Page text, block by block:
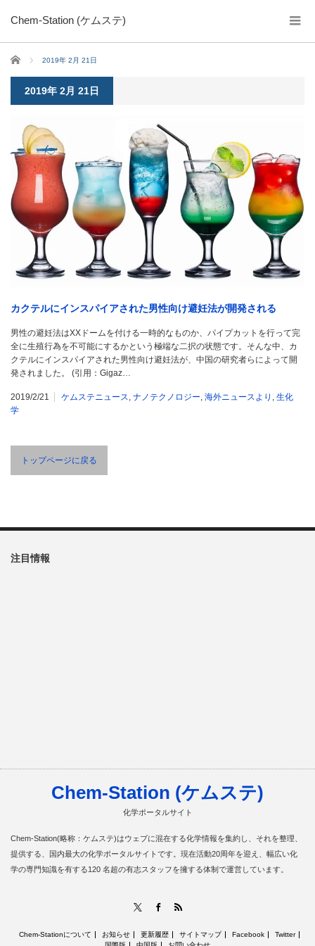
Chem-Station (ケムステ)
ホーム 2019年 2月 21日
2019年 2月 21日
カクテルにインスパイアされた男性向け避妊法が開発される
男性の避妊法はXXドームを付ける一時的なものか、パイプカットを行って完
全に生殖行為を不可能にするかという極端な二択の状態です。そんな中、カ
クテルにインスパイアされた男性向け避妊法が、中国の研究者らによって開
発されました。 (引用：Gigaz…
2019/2/21 ケムステニュース, ナノテクノロジー, 海外ニュースより , 生化
学
トップページに戻る
注目情報
Chem-Station (ケムステ)
化学ポータルサイト
Chem-Station(略称：ケムステ)はウェブに混在する化学情報を集約し、それを整理、
提供する、国内最大の化学ポータルサイトです。現在活動20周年を迎え、幅広い化
学の専門知識を有する120 名超の有志スタッフを擁する体制で運営しています。
Facebook
Chem-Stationについて お知らせ 更新履歴 サイトマップ Facebook
Twitter